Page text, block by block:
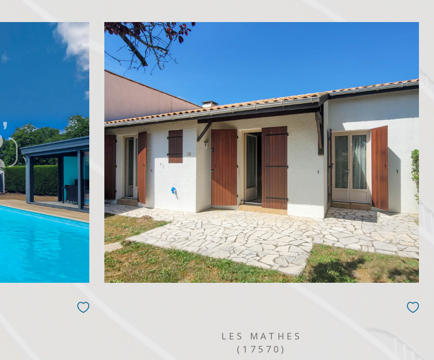
LES MATHES
(17570)